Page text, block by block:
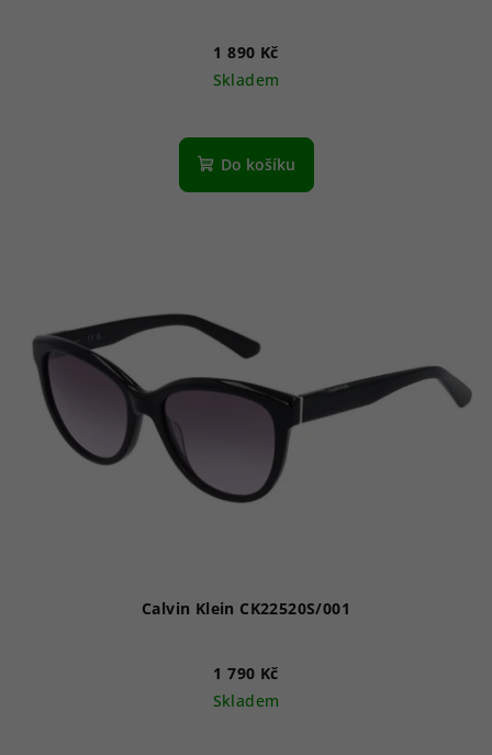
1 890 Kč
Skladem
Do košíku
Calvin Klein CK22520S/001
1 790 Kč
Skladem